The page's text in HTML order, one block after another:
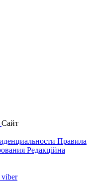
Сайт
Правила
Редакційна
viber